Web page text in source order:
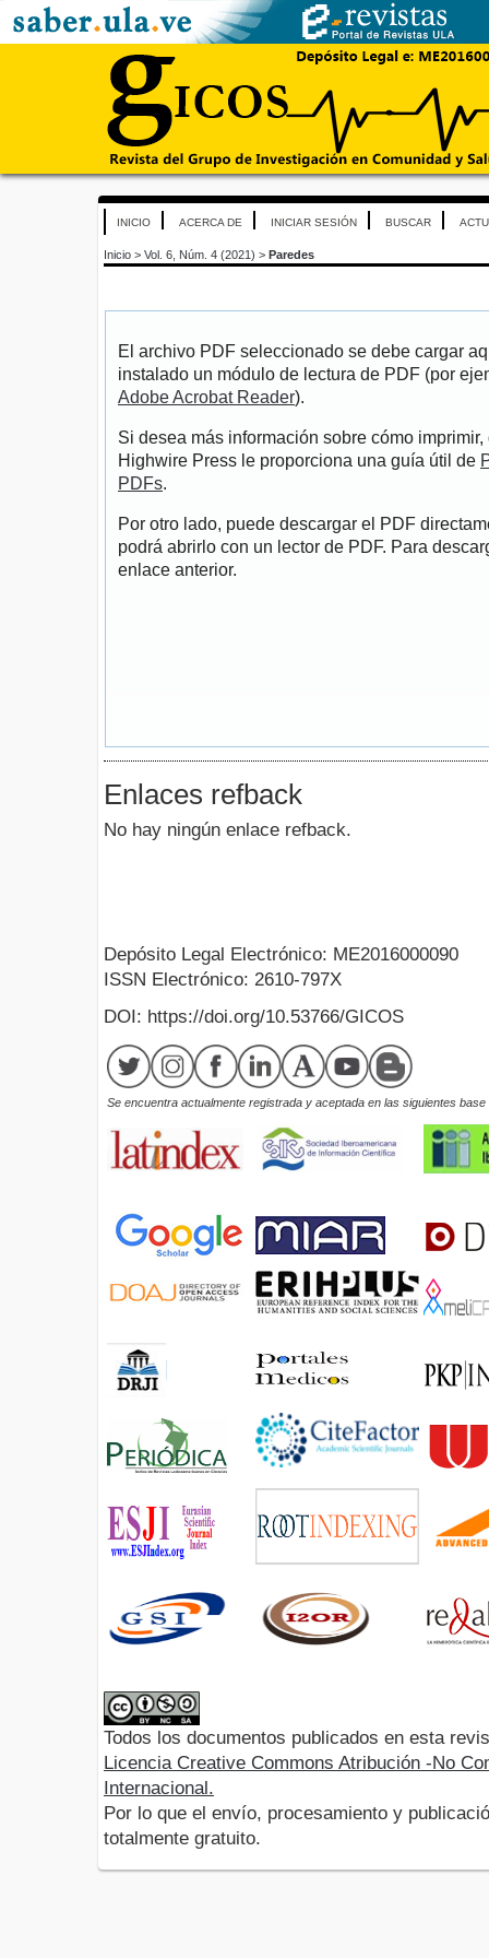
INICIO ACERCA DE INICIAR SESIÓN BUSCAR
Inicio > Vol. 6, Núm. 4 (2021) > Paredes
El archivo PDF seleccionado se debe cargar
instalado un módulo de lectura de PDF (por
Adobe Acrobat Reader).
Si desea más información sobre cómo
Highwire Press le proporciona una guía útil de
PDFs.
Por otro lado, puede descargar el PDF
podrá abrirlo con un lector de PDF. Para
enlace anterior.
Enlaces refback
No hay ningún enlace refback.
Depósito Legal Electrónico: ME2016000090
ISSN Electrónico: 2610-797X
DOI: https://doi.org/10.53766/GICOS
Se encuentra actualmente registrada y aceptada en las siguientes
Todos los documentos publicados en esta
Licencia Creative Commons Atribución -No
Internacional.
Por lo que el envío, procesamiento y
totalmente gratuito.